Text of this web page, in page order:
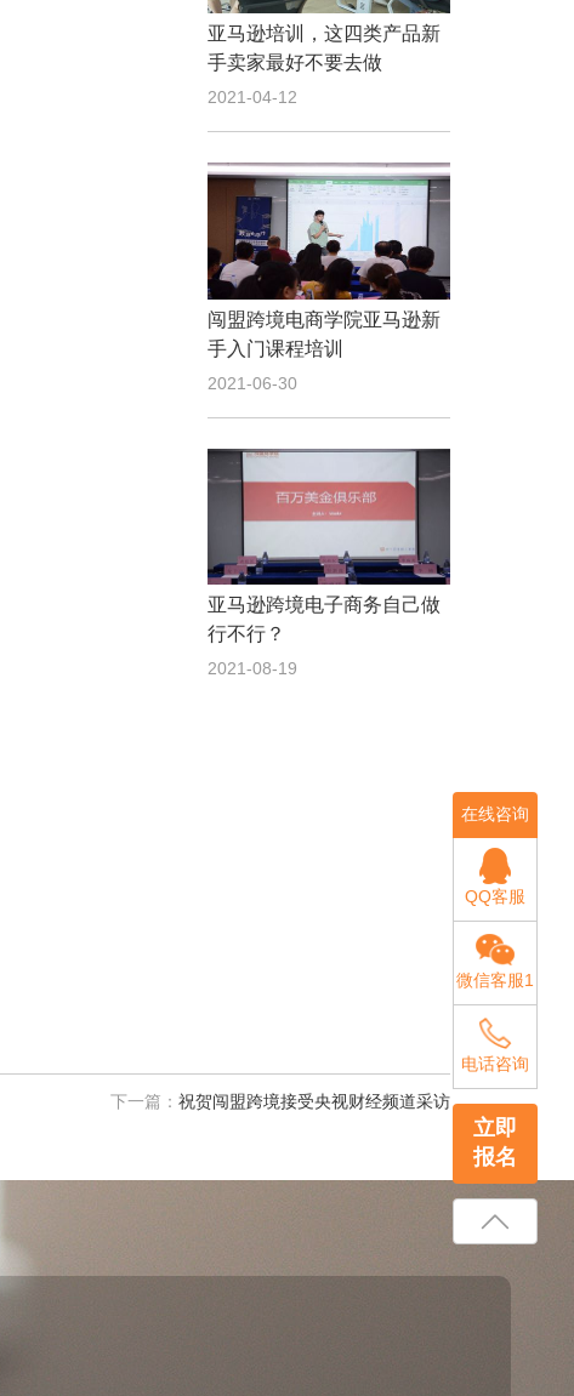
亚马逊培训，这四类产品新
手卖家最好不要去做
2021-04-12
闯盟跨境电商学院亚马逊新
手入门课程培训
2021-06-30
亚马逊跨境电子商务自己做
行不行？
2021-08-19
下一篇： 祝贺闯盟跨境接受央视财经频道采访
在线咨询
QQ客服
微信客服1
电话咨询
立即
报名